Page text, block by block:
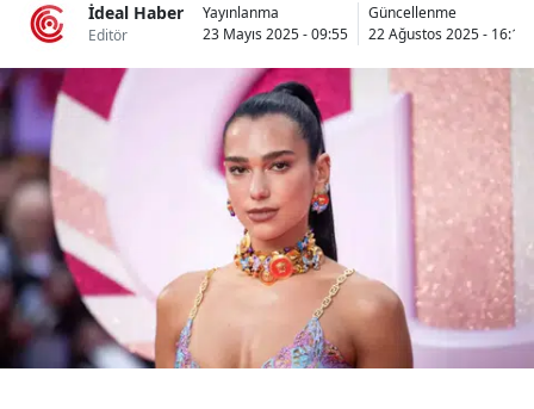
Bingöl
Bitlis
Çanakkale
Çankırı
Çorum
İdeal Haber
Editör
Yayınlanma
23 Mayıs 2025 - 09:55
Güncellenme
22 Ağustos 2025 - 16:19